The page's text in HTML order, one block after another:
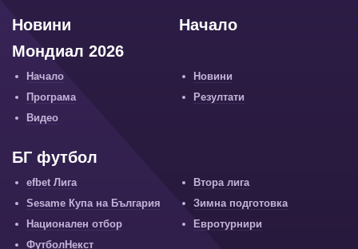
Начало
Новини
Мондиал 2026
Начало
Новини
Програма
Резултати
Видео
БГ футбол
efbet Лига
Втора лига
Sesame Купа на България
Зимна подготовка
Национален отбор
Евротурнири
ФутболНекст